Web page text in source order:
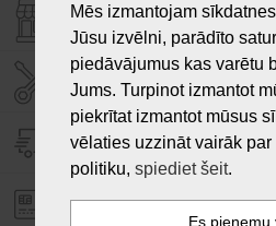
VEIKALI "LAIKS"
SERVISA CENTRS
PIEGĀDE
PASŪTĪJUMA
Mēs izmantojam
Jūsu izvēlni, parādīto
piedāvājumus kas varētu
Jums. Turpinot izmantot
piekrītat izmantot mūsus
vēlaties uzzināt vairāk
politiku, spiediet šeit.